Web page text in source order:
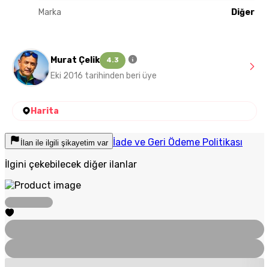
Marka Diğer
Murat Çelik 4.3
Eki 2016 tarihinden beri üye
Harita
İlan ile ilgili şikayetim var İade ve Geri Ödeme Politikası
İlgini çekebilecek diğer ilanlar